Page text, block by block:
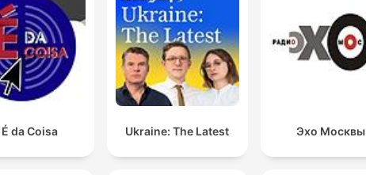
É da Coisa Ukraine: The Latest Эхо Москвы